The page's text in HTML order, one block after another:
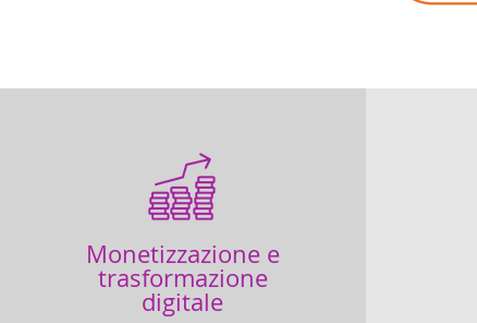
Monetizzazione e
trasformazione
digitale